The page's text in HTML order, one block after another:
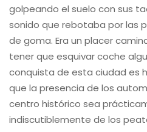
golpeando el suelo con sus
sonido que rebotaba por las
de goma. Era un placer
tener que esquivar coche
conquista de esta ciudad es
que la presencia de los
centro histórico sea
indiscutiblemente de los